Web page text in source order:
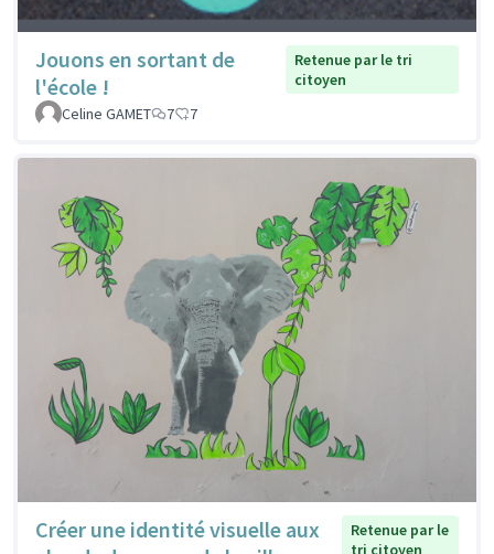
Jouons en sortant de
l'école !
Retenue par le tri
citoyen
Celine GAMET
7 7
Créer une identité visuelle aux
Retenue par le
tri citoyen